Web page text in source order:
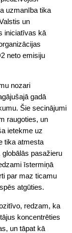
uzmanība tika
un
iniciatīvas kā
neto emisiju
nozari
gadā
Šie secinājumi
raugoties, un
ietekme uz
tika atmesta
pasažieru
īstermiņā
par maz ticamu
atgūties.
redzam, ka
koncentrēties
un tāpat kā